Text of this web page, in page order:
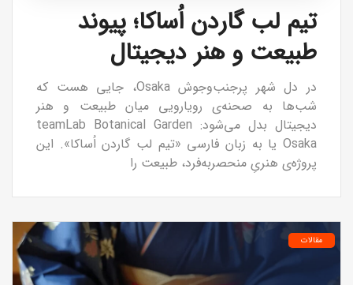
تیم لب گاردن اُساکا؛ پیوند
طبیعت و هنر دیجیتال
در دل شهر پرجنب‌وجوش Osaka، جایی هست که
شب‌ها به صحنه‌ی رویارویی میان طبیعت و هنر
دیجیتال بدل می‌شود: teamLab Botanical Garden
Osaka یا به زبان فارسی «تیم لب گاردن اُساکا». این
پروژه‌ی هنریِ منحصر‌به‌فرد، طبیعت را
مقالات